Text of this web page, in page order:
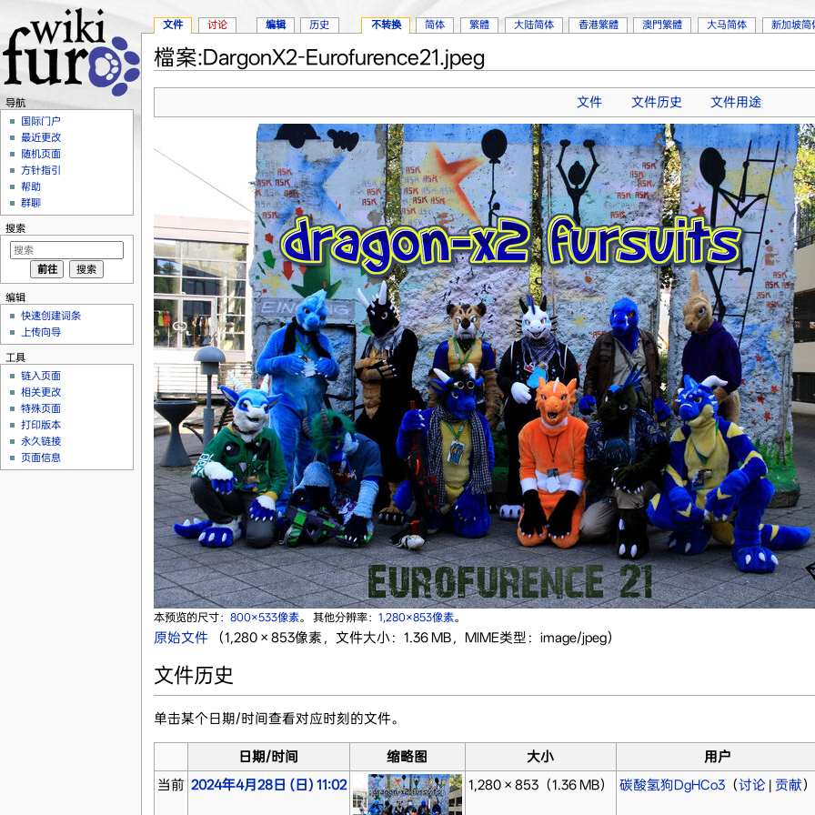
檔案:DargonX2-Eurofurence21.jpeg
文件 文件历史 文件用途
本预览的尺寸： 800×533像素。 其他分辨率： 1,280×853像素。
原始文件‎ （1,280 × 853像素，文件大小：1.36 MB，MIME类型：image/jpeg）
文件历史
单击某个日期/时间查看对应时刻的文件。
日期/时间 缩略图 大小
用户
当前 2024年4月28日 (日) 11:02 1,280 × 853（1.36 MB） 碳酸氢狗DgHCo3（讨论| 贡献）
文件 讨论 编辑 历史 不转换 简体 繁體 大陆简体 香港繁體 澳門繁體 大马简体 新加坡简
导航
国际门户
最近更改
随机页面
方针指引
帮助
群聊
搜索
编辑
快速创建词条
上传向导
工具
链入页面
相关更改
特殊页面
打印版本
永久链接
页面信息